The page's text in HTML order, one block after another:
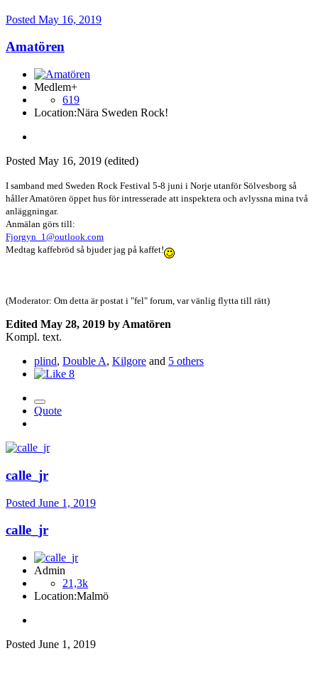
Posted May 16, 2019
Amatören
Medlem+
619
Location:Nära Sweden Rock!
Posted May 16, 2019 (edited)
I samband med Sweden Rock Festival 5-8 juni i Norje utanför Sölvesborg så
håller Amatören öppet hus för intresserade att inspektera och avlyssna mina två
anläggningar.
Anmälan görs till:
Fjorgyn_1@outlook.com
Medtag kaffebröd så bjuder jag på kaffet!
(Moderator: Om detta är postat i "fel" forum, var vänlig flytta till rätt)
Edited May 28, 2019 by Amatören
Kompl. text.
plind, Double A, Kilgore and 5 others
8
Quote
calle_jr
Posted June 1, 2019
calle_jr
Admin
21,3k
Location:Malmö
Posted June 1, 2019